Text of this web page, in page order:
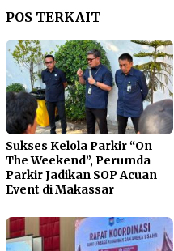
POS TERKAIT
Sukses Kelola Parkir “On
The Weekend”, Perumda
Parkir Jadikan SOP Acuan
Event di Makassar